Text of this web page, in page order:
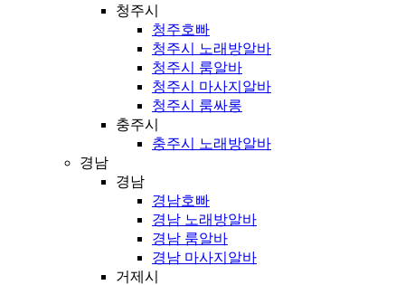
청주시
청주호빠
청주시 노래방알바
청주시 룸알바
청주시 마사지알바
청주시 룸싸롱
충주시
충주시 노래방알바
경남
경남
경남호빠
경남 노래방알바
경남 룸알바
경남 마사지알바
거제시